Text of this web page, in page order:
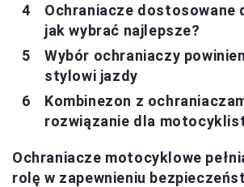
Ochraniacze dostosowane
jak wybrać najlepsze?
Wybór ochraniaczy
stylowi jazdy
Kombinezon z
rozwiązanie dla
Ochraniacze motocyklowe
rolę w zapewnieniu